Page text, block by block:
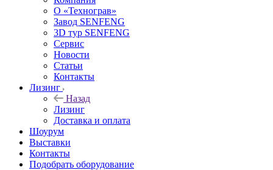
О «Технограв»
Завод SENFENG
3D тур SENFENG
Сервис
Новости
Статьи
Контакты
Лизинг
Назад
Лизинг
Доставка и оплата
Шоурум
Выставки
Контакты
Подобрать оборудование